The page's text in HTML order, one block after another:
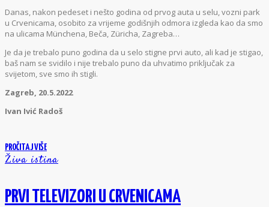
Danas, nakon pedeset i nešto godina od prvog auta u selu, vozni park
u Crvenicama, osobito za vrijeme godišnjih odmora izgleda kao da smo
na ulicama Münchena, Beča, Züricha, Zagreba…
Je da je trebalo puno godina da u selo stigne prvi auto, ali kad je stigao,
baš nam se svidilo i nije trebalo puno da uhvatimo priključak za
svijetom, sve smo ih stigli.
Zagreb, 20.5.2022
Ivan Ivić Radoš
PROČITAJ VIŠE
Živa istina
PRVI TELEVIZORI U CRVENICAMA